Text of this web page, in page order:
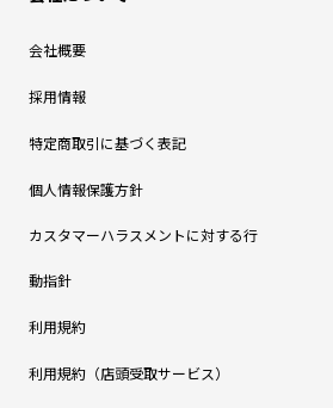
会社概要
採用情報
特定商取引に基づく表記
個人情報保護方針
カスタマーハラスメントに対する行
動指針
利用規約
利用規約（店頭受取サービス）